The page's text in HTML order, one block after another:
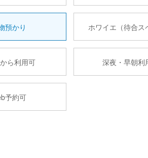
預かり ホワイエ（待合ス
ら利用可 深夜・早朝利
予約可